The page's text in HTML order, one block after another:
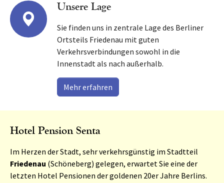
Unsere Lage
Sie finden uns in zentrale Lage des Berliner
Ortsteils Friedenau mit guten
Verkehrsverbindungen sowohl in die
Innenstadt als nach außerhalb.
Mehr erfahren
Hotel Pension Senta
Im Herzen der Stadt, sehr verkehrsgünstig im Stadtteil
Friedenau (Schöneberg) gelegen, erwartet Sie eine der
letzten Hotel Pensionen der goldenen 20er Jahre Berlins.